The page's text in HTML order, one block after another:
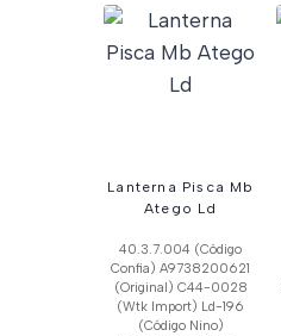
Lanterna Pisca Mb
Atego Ld
40.3.7.004 (Código
Confia) A9738200621
(Original) C44-0028
(Wtk Import) Ld-196
(Código Nino)